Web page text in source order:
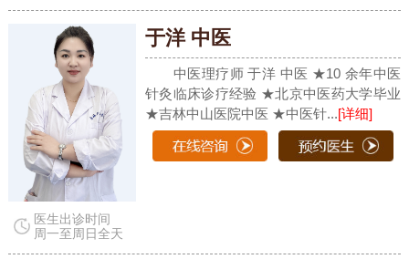
医生出诊时间
周一至周日全天
于洋 中医
中医理疗师 于洋 中医 ★10 余年中医
针灸临床诊疗经验 ★北京中医药大学毕业
★吉林中山医院中医 ★中医针...[详细]